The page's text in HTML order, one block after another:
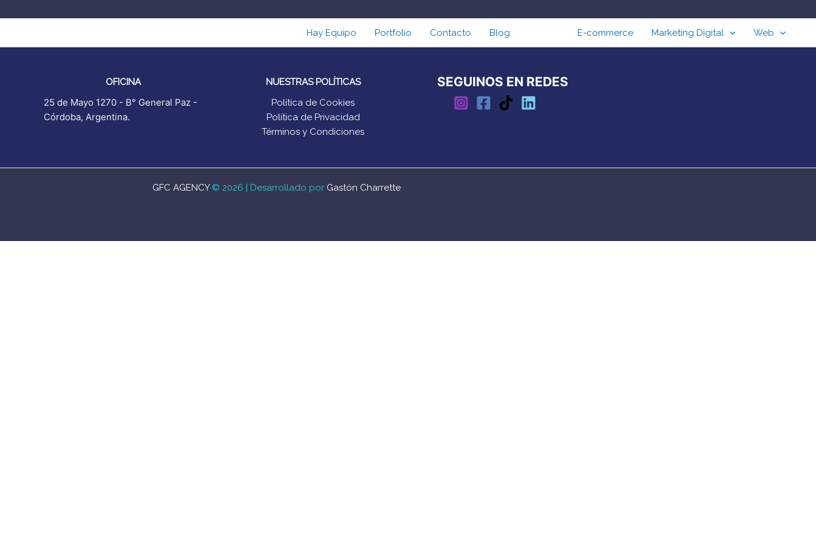
al
Hay Equipo Portfolio Contacto Blog E-commerce Marketing Digital Web
OFICINA
25 de Mayo 1270 - B° General Paz -
Córdoba, Argentina.
NUESTRAS POLÍTICAS
Política de Cookies
Política de Privacidad
Términos y Condiciones
SEGUINOS EN REDES
GFC AGENCY© 2026 | Desarrollado por Gastón Charrette